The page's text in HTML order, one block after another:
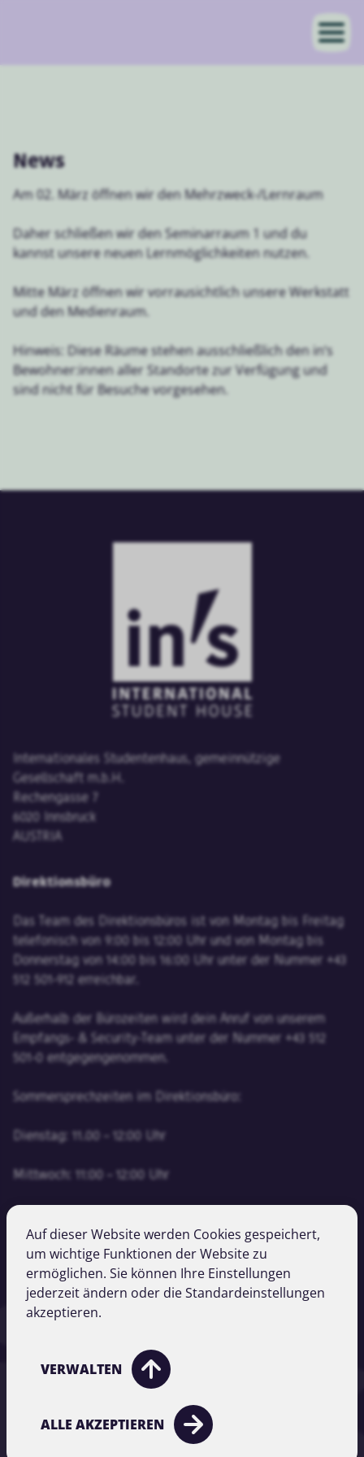
News
Am 02. März öffnen wir den Mehrzweck-/Lernraum
Daher schließen wir den Seminarraum 1 und du
kannst unsere neuen Lernmöglichkeiten nutzen.
Mitte März öffnen wir vorrausichtlich unsere Werkstatt
und den Medienraum.
Hinweis: Diese Räume stehen ausschließlich den in‘s
Bewohner:innen aller Standorte zur Verfügung und
sind nicht für Besuche vorgesehen.
Auf dieser Website werden Cookies gespeichert,
um wichtige Funktionen der Website zu
ermöglichen. Sie können Ihre Einstellungen
jederzeit ändern oder die Standardeinstellungen
akzeptieren.
VERWALTEN
ALLE AKZEPTIEREN
Internationales Studentenhaus, gemeinnützige
Gesellschaft m.b.H.
Rechengasse 7
6020 Innsbruck
AUSTRIA
Direktionsbüro
Das Team des Direktionsbüros ist von Montag bis Freitag
telefonisch von 9:00 bis 12:00 Uhr und von Montag bis
Donnerstag von 14:00 bis 16:00 Uhr unter der Nummer +43
512 501-912 erreichbar.
Außerhalb der Bürozeiten wird dein Anruf von unserem
Empfangs- & Security-Team unter der Nummer +43 512
501-0 entgegengenommen.
Sommersprechzeiten im Direktionsbüro:
Dienstag: 11.00 – 12:00 Uhr
Mittwoch: 11:00 – 12:00 Uhr
Fax:+43 512 501-905
Email:office@studentenhaus.at
Datenschutz